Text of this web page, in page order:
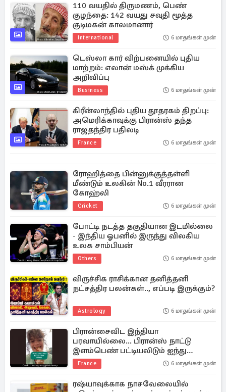
110 வயதில் திருமணம், பெண்
குழந்தை: 142 வயது சவுதி மூத்த
குடிமகன் காலமானார்
International 6 மாதங்கள் முன்
டெஸ்லா கார் விற்பனையில் புதிய
மாற்றம்: எலான் மஸ்க் முக்கிய
அறிவிப்பு
Business 6 மாதங்கள் முன்
கிரீன்லாந்தில் புதிய தூதரகம் திறப்பு:
அமெரிக்காவுக்கு பிரான்ஸ் தந்த
ராஜதந்திர பதிலடி
France 6 மாதங்கள் முன்
ரோஹித்தை பின்னுக்குத்தள்ளி
மீண்டும் உலகின் No.1 வீரரான
கோஹ்லி
Cricket 6 மாதங்கள் முன்
போட்டி நடத்த தகுதியான இடமில்லை
- இந்திய ஓபனில் இருந்து விலகிய
உலக சாம்பியன்
Others 6 மாதங்கள் முன்
விருச்சிக ராசிக்கான தனித்தனி
நட்சத்திர பலன்கள்.., எப்படி இருக்கும்?
Astrology 6 மாதங்கள் முன்
பிரான்சைவிட இந்தியா
பரவாயில்லை... பிரான்ஸ் நாட்டு
இளம்பெண் பட்டியலிடும் ஐந்து
விடயங்கள்
France 6 மாதங்கள் முன்
ரஷ்யாவுக்காக நாசவேலையில்